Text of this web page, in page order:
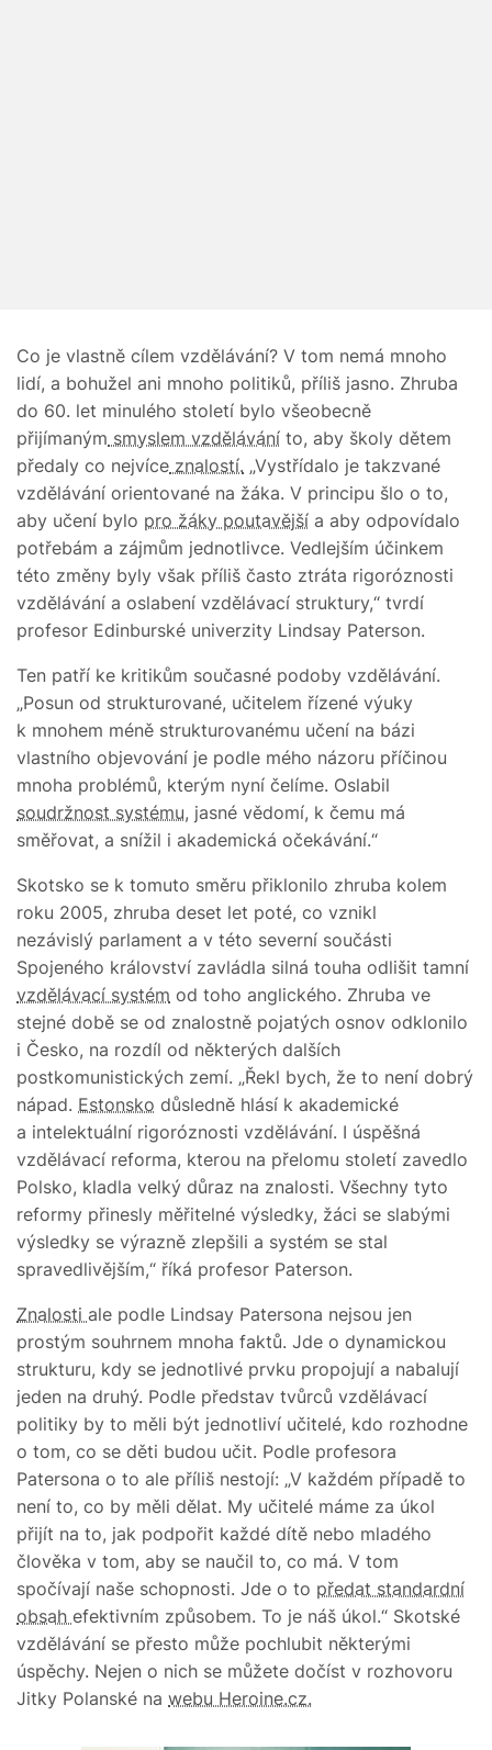
Co je vlastně cílem vzdělávání? V tom nemá mnoho
lidí, a bohužel ani mnoho politiků, příliš jasno. Zhruba
do 60. let minulého století bylo všeobecně
přijímaným smyslem vzdělávání to, aby školy dětem
předaly co nejvíce znalostí. „Vystřídalo je takzvané
vzdělávání orientované na žáka. V principu šlo o to,
aby učení bylo pro žáky poutavější a aby odpovídalo
potřebám a zájmům jednotlivce. Vedlejším účinkem
této změny byly však příliš často ztráta rigoróznosti
vzdělávání a oslabení vzdělávací struktury,“ tvrdí
profesor Edinburské univerzity Lindsay Paterson.
Ten patří ke kritikům současné podoby vzdělávání.
„Posun od strukturované, učitelem řízené výuky
k mnohem méně strukturovanému učení na bázi
vlastního objevování je podle mého názoru příčinou
mnoha problémů, kterým nyní čelíme. Oslabil
soudržnost systému, jasné vědomí, k čemu má
směřovat, a snížil i akademická očekávání.“
Skotsko se k tomuto směru přiklonilo zhruba kolem
roku 2005, zhruba deset let poté, co vznikl
nezávislý parlament a v této severní součásti
Spojeného království zavládla silná touha odlišit tamní
vzdělávací systém od toho anglického. Zhruba ve
stejné době se od znalostně pojatých osnov odklonilo
i Česko, na rozdíl od některých dalších
postkomunistických zemí. „Řekl bych, že to není dobrý
nápad. Estonsko důsledně hlásí k akademické
a intelektuální rigoróznosti vzdělávání. I úspěšná
vzdělávací reforma, kterou na přelomu století zavedlo
Polsko, kladla velký důraz na znalosti. Všechny tyto
reformy přinesly měřitelné výsledky, žáci se slabými
výsledky se výrazně zlepšili a systém se stal
spravedlivějším,“ říká profesor Paterson.
Znalosti ale podle Lindsay Patersona nejsou jen
prostým souhrnem mnoha faktů. Jde o dynamickou
strukturu, kdy se jednotlivé prvku propojují a nabalují
jeden na druhý. Podle představ tvůrců vzdělávací
politiky by to měli být jednotliví učitelé, kdo rozhodne
o tom, co se děti budou učit. Podle profesora
Patersona o to ale příliš nestojí: „V každém případě to
není to, co by měli dělat. My učitelé máme za úkol
přijít na to, jak podpořit každé dítě nebo mladého
člověka v tom, aby se naučil to, co má. V tom
spočívají naše schopnosti. Jde o to předat standardní
obsah efektivním způsobem. To je náš úkol.“ Skotské
vzdělávání se přesto může pochlubit některými
úspěchy. Nejen o nich se můžete dočíst v rozhovoru
Jitky Polanské na webu Heroine.cz.